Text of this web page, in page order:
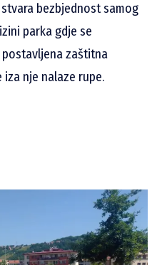
bezbjednost samog
parka gdje se
zaštitna
nje nalaze rupe.